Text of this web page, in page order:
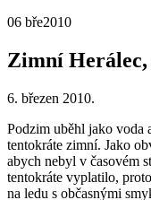
06 bře2010
Zimní Herálec,
6. březen 2010.
Podzim uběhl jako voda
tentokráte zimní. Jako
abych nebyl v časovém
tentokráte vyplatilo,
na ledu s občasnými